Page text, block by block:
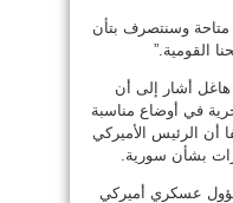
متاحة وسنتصرف بتأن
القومية.”
هاغل أشار إلى أن
في أوضاع مناسبة
أن الرئيس الأميركي
بشأن سورية.
عسكري أميركي